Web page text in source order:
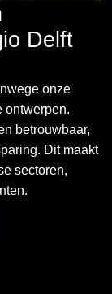
Delft
onze
ontwerpen.
betrouwbaar,
Dit maakt
sectoren,